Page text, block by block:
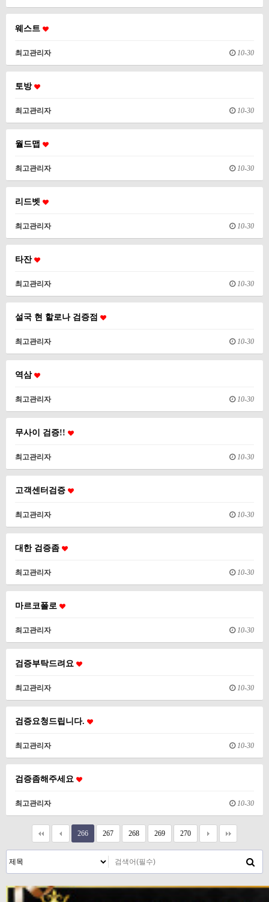
웨스트
최고관리자 10-30
토방
최고관리자 10-30
월드맵
최고관리자 10-30
리드벳
최고관리자 10-30
타잔
최고관리자 10-30
설국 현 할로나 검증점
최고관리자 10-30
역삼
최고관리자 10-30
무사이 검증!!
최고관리자 10-30
고객센터검증
최고관리자 10-30
대한 검증좀
최고관리자 10-30
마르코폴로
최고관리자 10-30
검증부탁드려요
최고관리자 10-30
검증요청드립니다.
최고관리자 10-30
검증좀해주세요
최고관리자 10-30
266 267 268 269 270